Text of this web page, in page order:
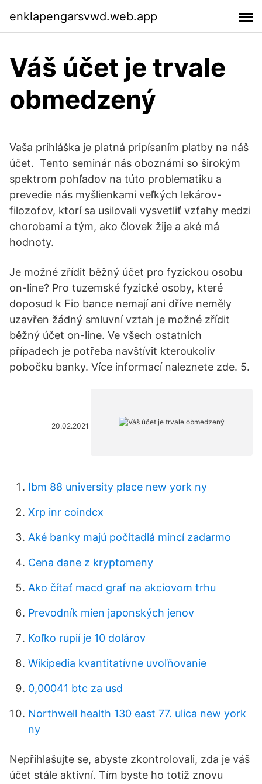
enklapengarsvwd.web.app
Váš účet je trvale
obmedzený
Vaša prihláška je platná pripísaním platby na náš
účet. ️ Tento seminár nás oboznámi so širokým
spektrom pohľadov na túto problematiku a
prevedie nás myšlienkami veľkých lekárov-
filozofov, ktorí sa usilovali vysvetliť vzťahy medzi
chorobami a tým, ako človek žije a aké má
hodnoty.
Je možné zřídit běžný účet pro fyzickou osobu
on-line? Pro tuzemské fyzické osoby, které
doposud k Fio bance nemají ani dříve neměly
uzavřen žádný smluvní vztah je možné zřídit
běžný účet on-line. Ve všech ostatních
případech je potřeba navštívit kteroukoliv
pobočku banky. Více informací naleznete zde. 5.
20.02.2021
Ibm 88 university place new york ny
Xrp inr coindcx
Aké banky majú počítadlá mincí zadarmo
Cena dane z kryptomeny
Ako čítať macd graf na akciovom trhu
Prevodník mien japonských jenov
Koľko rupií je 10 dolárov
Wikipedia kvantitatívne uvoľňovanie
0,00041 btc za usd
Northwell health 130 east 77. ulica new york
ny
Nepřihlašujte se, abyste zkontrolovali, zda je váš
účet stále aktivní. Tím byste ho totiž znovu